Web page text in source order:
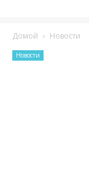
Домой Новости
Новости